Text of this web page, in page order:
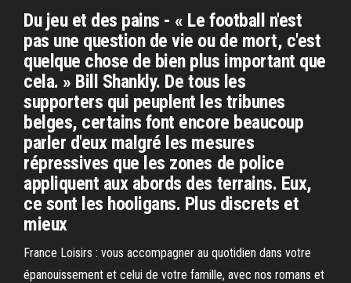
Du jeu et des pains - « Le football n'est
pas une question de vie ou de mort, c'est
quelque chose de bien plus important que
cela. » Bill Shankly. De tous les
supporters qui peuplent les tribunes
belges, certains font encore beaucoup
parler d'eux malgré les mesures
répressives que les zones de police
appliquent aux abords des terrains. Eux,
ce sont les hooligans. Plus discrets et
mieux
France Loisirs : vous accompagner au quotidien dans votre
épanouissement et celui de votre famille, avec nos romans et